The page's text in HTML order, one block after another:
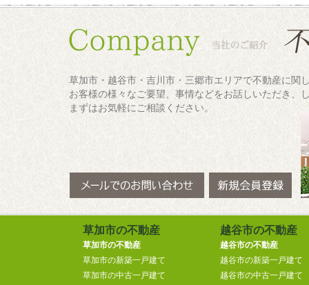
草加市・越谷市・吉川市・三郷市エリアで不動産に関
お客様の様々なご要望、事情などをお話しいただき、
まずはお気軽にご相談ください。
草加市の不動産
草加市の不動産
草加市の新築一戸建て
草加市の中古一戸建て
越谷市の不動産
越谷市の不動産
越谷市の新築一戸建て
越谷市の中古一戸建て